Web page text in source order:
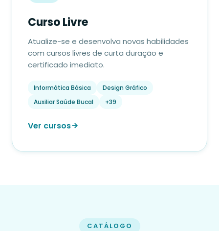
Curso Livre
Atualize-se e desenvolva novas habilidades
com cursos livres de curta duração e
certificado imediato.
Informática Básica
Design Gráfico
Auxiliar Saúde Bucal
+39
Ver cursos
CATÁLOGO